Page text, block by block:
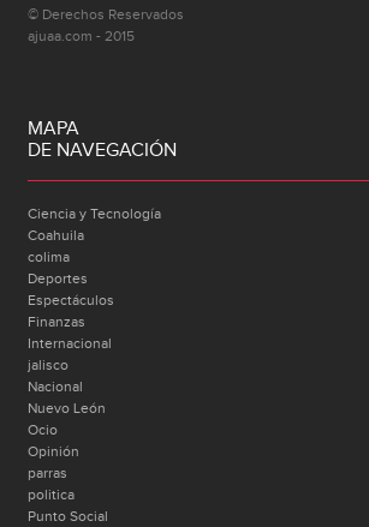
© Derechos Reservados
ajuaa.com - 2015
MAPA
DE NAVEGACIÓN
Ciencia y Tecnología
Coahuila
colima
Deportes
Espectáculos
Finanzas
Internacional
jalisco
Nacional
Nuevo León
Ocio
Opinión
parras
politica
Punto Social